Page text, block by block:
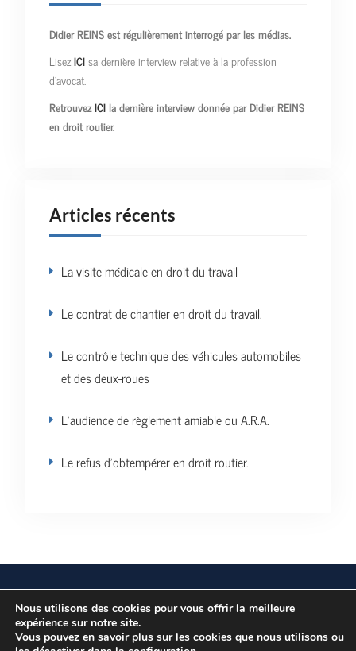
Didier REINS est régulièrement interrogé par les médias.
LisezICIsa dernière interview relative à la profession
d’avocat.
RetrouvezICIla dernière interview donnée par Didier REINS
en droit routier.
Articles récents
La visite médicale en droit du travail
Le contrat de chantier en droit du travail.
Le contrôle technique des véhicules automobiles
et des deux-roues
L’audience de règlement amiable ou A.R.A.
Le refus d’obtempérer en droit routier.
Vos données personnelles Politique de confidentialité
Nous utilisons des cookies pour vous offrir la meilleure
expérience sur notre site.
Vous pouvez en savoir plus sur les cookies que nous utilisons ou